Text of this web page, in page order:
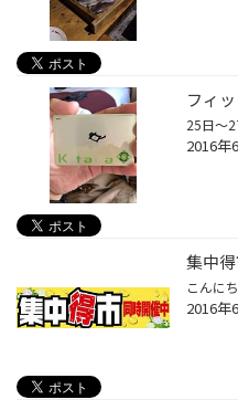
フィ
2016年
集中
2016年